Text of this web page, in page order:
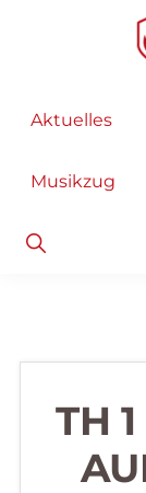
Aktuelles
Musikzug
Show
Search
TH